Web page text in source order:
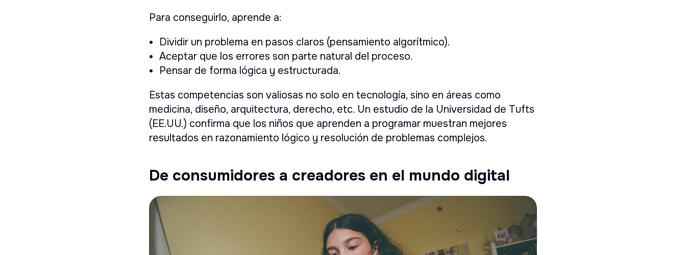
Para conseguirlo, aprende a:
Dividir un problema en pasos claros (pensamiento algorítmico).
Aceptar que los errores son parte natural del proceso.
Pensar de forma lógica y estructurada.
Estas competencias son valiosas no solo en tecnología, sino en áreas como
medicina, diseño, arquitectura, derecho, etc. Un estudio de la Universidad de Tufts
(EE.UU.) confirma que los niños que aprenden a programar muestran mejores
resultados en razonamiento lógico y resolución de problemas complejos.
De consumidores a creadores en el mundo digital